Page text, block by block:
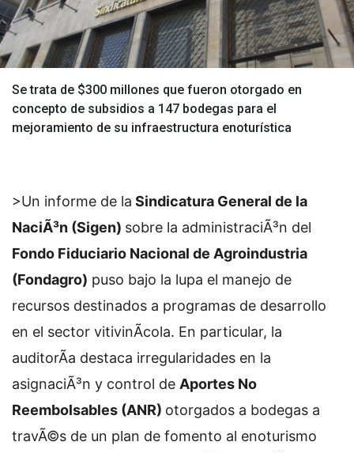
Se trata de $300 millones que fueron otorgado en
concepto de subsidios a 147 bodegas para el
mejoramiento de su infraestructura enoturística
>Un informe de la Sindicatura General de la
NaciÃ³n (Sigen) sobre la administraciÃ³n del
Fondo Fiduciario Nacional de Agroindustria
(Fondagro) puso bajo la lupa el manejo de
recursos destinados a programas de desarrollo
en el sector vitivinÃ­cola. En particular, la
auditorÃ­a destaca irregularidades en la
asignaciÃ³n y control de Aportes No
Reembolsables (ANR) otorgados a bodegas a
travÃ©s de un plan de fomento al enoturismo